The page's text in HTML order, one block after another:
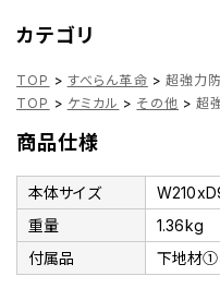
カテゴリ
TOP > すべらん革命 > 超強力
TOP > ケミカル > その他 > 超
商品仕様
本体サイズ
重量
1.36kg
付属品
下地材①